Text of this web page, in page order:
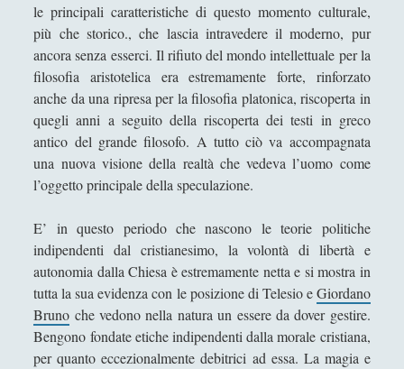
► Filosofia Antica(33)
Filosofia Medioevale(12)
▼ Filosofia Moderna (54)
Baruch Spinoza - Vita e pensiero
David Hume - Vita e pensiero
Gottfried Wilhelm von Leibniz - Vita e opere
Il discorso sul metodo di Cartesio
John Locke - Vita e Opere
La felicità secondo Kant - La felicità di
compiere liberamente il proprio dovere
le principali caratteristiche di questo momento culturale,
più che storico., che lascia intravedere il moderno, pur
ancora senza esserci. Il rifiuto del mondo intellettuale per la
filosofia aristotelica era estremamente forte, rinforzato
anche da una ripresa per la filosofia platonica, riscoperta in
quegli anni a seguito della riscoperta dei testi in greco
antico del grande filosofo. A tutto ciò va accompagnata
una nuova visione della realtà che vedeva l’uomo come
l’oggetto principale della speculazione.
E’ in questo periodo che nascono le teorie politiche
indipendenti dal cristianesimo, la volontà di libertà e
autonomia dalla Chiesa è estremamente netta e si mostra in
tutta la sua evidenza con le posizione di Telesio eGiordano
Bruno che vedono nella natura un essere da dover gestire.
Bengono fondate etiche indipendenti dalla morale cristiana,
per quanto eccezionalmente debitrici ad essa. La magia e